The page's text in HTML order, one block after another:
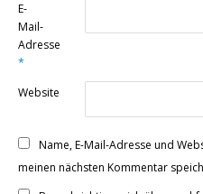
E-
Mail-
Adresse
*
Website
Name, E-Mail-Adresse und
meinen nächsten Kommentar